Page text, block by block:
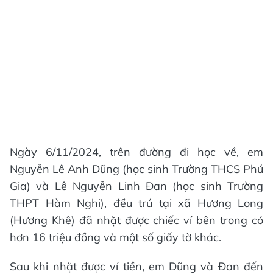
Ngày 6/11/2024, trên đường đi học về, em
Nguyễn Lê Anh Dũng (học sinh Trường THCS Phú
Gia) và Lê Nguyễn Linh Đan (học sinh Trường
THPT Hàm Nghi), đều trú tại xã Hương Long
(Hương Khê) đã nhặt được chiếc ví bên trong có
hơn 16 triệu đồng và một số giấy tờ khác.
Sau khi nhặt được ví tiền, em Dũng và Đan đến